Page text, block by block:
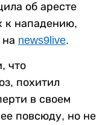
об аресте
к нападению,
news9live.
что
похитил
в своем
повсюду, но не